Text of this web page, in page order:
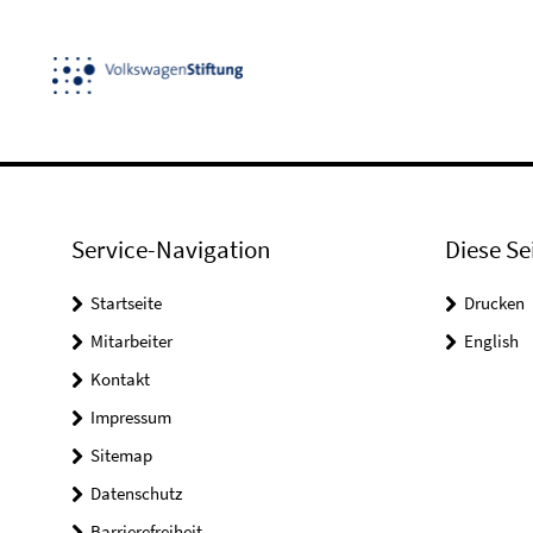
Service-Navigation
Startseite
Mitarbeiter
Kontakt
Impressum
Sitemap
Datenschutz
Diese
Drucken
English